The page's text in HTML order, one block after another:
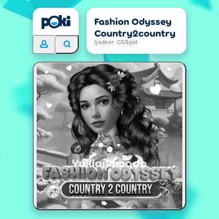
Fashion Odyssey
Country2country
Ijodkor: CGSpot
Yuklanmoqda